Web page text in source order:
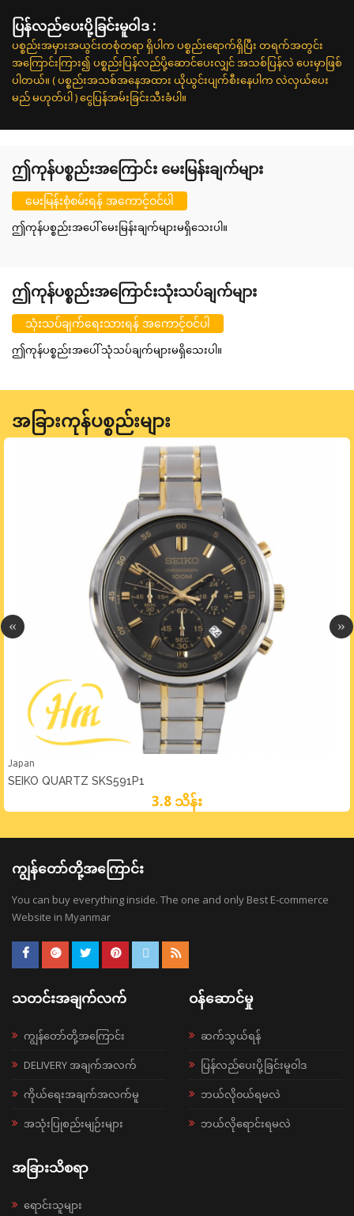
ပြန်လည်ပေးပို့ခြင်းမူဝါဒ :
ပစ္စည်းအမှားအယွင်းတစုံတရာ ရှိပါက ပစ္စည်းရောက်ရှိပြီး တရက်အတွင်း
အကြောင်းကြား၍ ပစ္စည်းပြန်လည်ပို့ဆောင်ပေးလျှင် အသစ်ပြန်လဲ ပေးမှာဖြစ်
ပါတယ်။ ( ပစ္စည်းအသစ်အနေအထား ယိုယွင်းပျက်စီးနေပါက လဲလှယ်ပေး
မည် မဟုတ်ပါ ) ငွေပြန်အမ်းခြင်းသီးခံပါ။
ဤကုန်ပစ္စည်းအကြောင်း မေးမြန်းချက်များ
မေးမြန်းစုံစမ်းရန် အကောင့်ဝင်ပါ
ဤကုန်ပစ္စည်းအပေါ် မေးမြန်းချက်များမရှိသေးပါ။
ဤကုန်ပစ္စည်းအကြောင်းသုံးသပ်ချက်များ
သုံးသပ်ချက်ရေးသားရန် အကောင့်ဝင်ပါ
ဤကုန်ပစ္စည်းအပေါ် သုံသပ်ချက်များမရှိသေးပါ။
အခြားကုန်ပစ္စည်းများ
Japan
SEIKO QUARTZ SKS591P1
3.8 သိန်း
ကျွန်တော်တို့အကြောင်း
You can buy everything inside. The one and only Best E-commerce
Website in Myanmar
သတင်းအချက်လက်
ကျွန်တော်တို့အကြောင်း
DELIVERY အချက်အလက်
ကိုယ်ရေးအချက်အလက်မူ
အသုံးပြုစည်းမျဉ်းများ
ဝန်ဆောင်မှု
ဆက်သွယ်ရန်
ပြန်လည်ပေးပို့ခြင်းမူဝါဒ
ဘယ်လို၀ယ်ရမလဲ
ဘယ်လိုရောင်းရမလဲ
အခြားသိစရာ
ရောင်းသူများ